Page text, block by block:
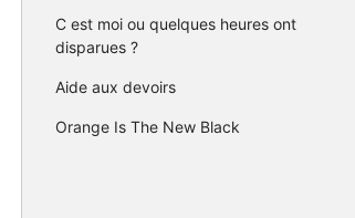
C est moi ou quelques heures ont
disparues ?
Aide aux devoirs
Orange Is The New Black